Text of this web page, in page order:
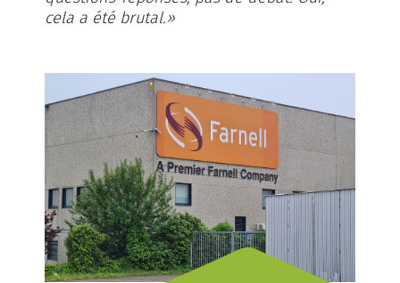
cela a été brutal.»